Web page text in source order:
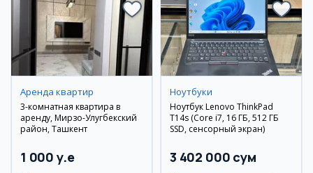
Аренда квартир
3-комнатная квартира в
аренду, Мирзо-Улугбекский
район, Ташкент
1 000 y.e
Ноутбуки
Ноутбук Lenovo ThinkPad
T14s (Core i7, 16 ГБ, 512 ГБ
SSD, сенсорный экран)
3 402 000 сум